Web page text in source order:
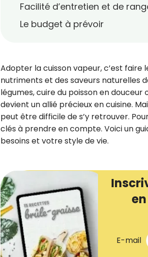
Facilité d’entretien et de
Le budget à prévoir
Adopter la cuisson vapeur, c’est faire
nutriments et des saveurs naturelles
légumes, cuire du poisson en
devient un allié précieux en cuisine.
peut être difficile de s’y retrouver.
clés à prendre en compte. Voici un
besoins et votre style de vie.
E-mail